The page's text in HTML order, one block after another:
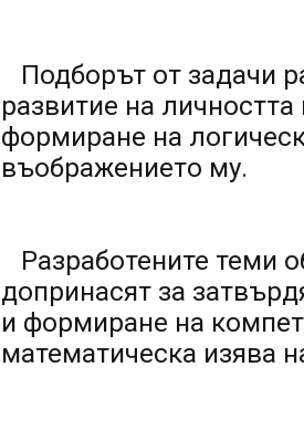
Подборът от задачи
развитие на
формиране на
въображението му.
Разработените теми
допринасят за
и формиране на
математическа изява